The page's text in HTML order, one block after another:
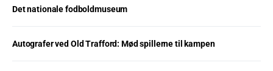
Det nationale fodboldmuseum
Autografer ved Old Trafford: Mød spillerne til kampen